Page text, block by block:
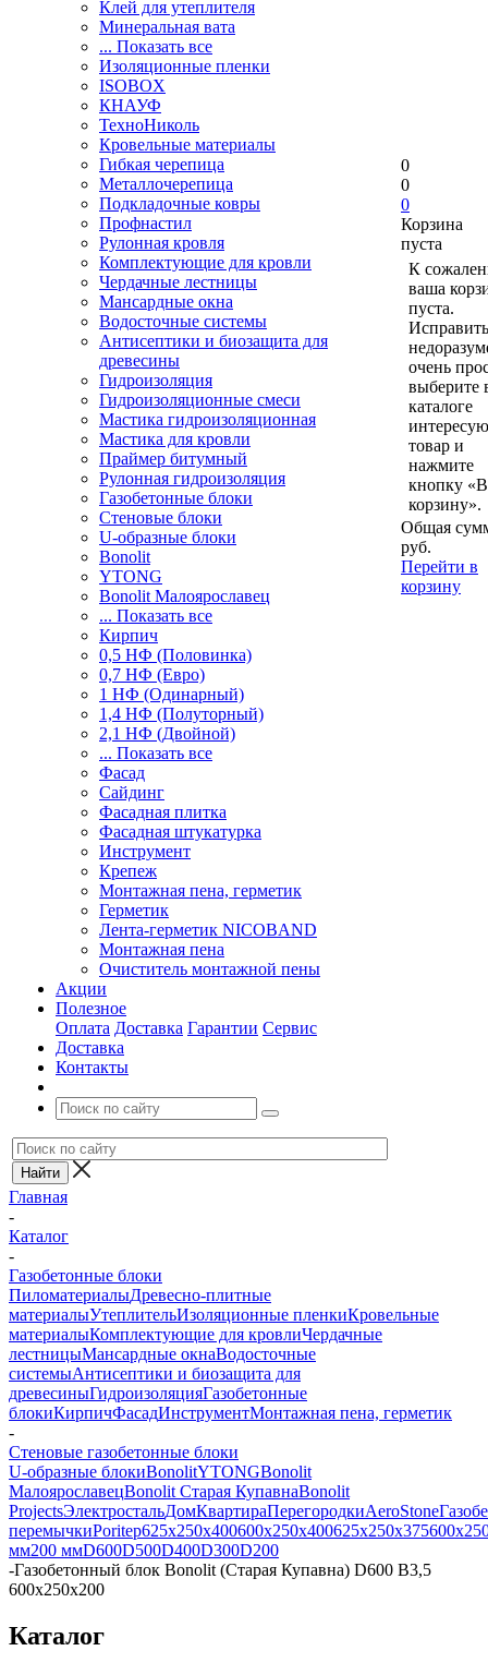
Клей для утеплителя
Минеральная вата
... Показать все
Изоляционные пленки
ISOBOX
КНАУФ
ТехноНиколь
Кровельные материалы
Гибкая черепица
Металлочерепица
Подкладочные ковры
Профнастил
Рулонная кровля
Комплектующие для кровли
Чердачные лестницы
Мансардные окна
Водосточные системы
Антисептики и биозащита для
древесины
Гидроизоляция
Гидроизоляционные смеси
Мастика гидроизоляционная
Мастика для кровли
Праймер битумный
Рулонная гидроизоляция
Газобетонные блоки
Стеновые блоки
U-образные блоки
Bonolit
YTONG
Bonolit Малоярославец
... Показать все
Кирпич
0,5 НФ (Половинка)
0,7 НФ (Евро)
1 НФ (Одинарный)
1,4 НФ (Полуторный)
2,1 НФ (Двойной)
... Показать все
Фасад
Сайдинг
Фасадная плитка
Фасадная штукатурка
Инструмент
Крепеж
Монтажная пена, герметик
Герметик
Лента-герметик NICOBAND
Монтажная пена
Очиститель монтажной пены
Акции
Полезное
Оплата Доставка Гарантии Сервис
Доставка
Контакты
0
0
0
Корзина
пуста
К
ваша
пуста.
очень
выберите
каталоге
товар и
нажмите
кнопку «В
корзину».
Общая
руб.
Перейти в
корзину
Главная
-
Каталог
-
Газобетонные блоки
ПиломатериалыДревесно-плитные
материалыУтеплительИзоляционные пленкиКровельные
материалыКомплектующие для кровлиЧердачные
лестницыМансардные окнаВодосточные
системыАнтисептики и биозащита для
древесиныГидроизоляцияГазобетонные
блокиКирпичФасадИнструментМонтажная пена, герметик
-
Стеновые газобетонные блоки
U-образные блокиBonolitYTONGBonolit
МалоярославецBonolit Старая КупавнаBonolit
ProjectsЭлектростальДомКвартираПерегородкиAeroStone
перемычкиPoritep625x250x400600x250x400625x250x375
мм200 ммD600D500D400D300D200
-Газобетонный блок Bonolit (Старая Купавна) D600 B3,5
600х250х200
Каталог